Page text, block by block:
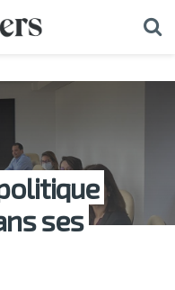
ses